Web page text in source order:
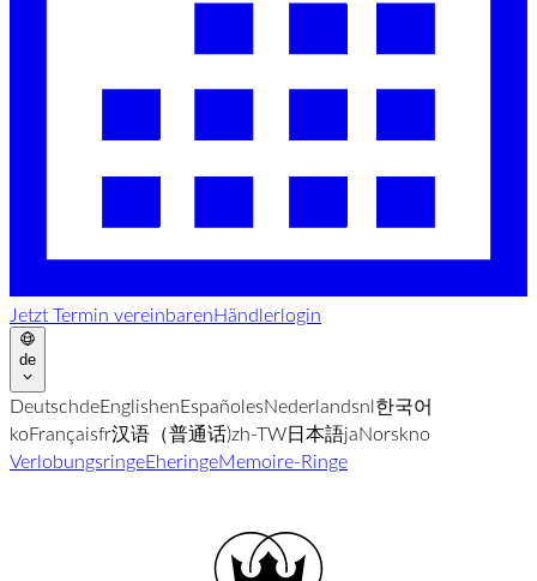
Jetzt Termin vereinbarenHändlerlogin
de
DeutschdeEnglishenEspañolesNederlandsnl한국어
koFrançaisfr汉语（普通话)zh-TW日本語jaNorskno
VerlobungsringeEheringeMemoire-Ringe